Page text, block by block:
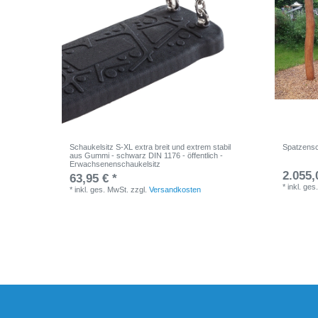
Schaukelsitz S-XL extra breit und extrem stabil
aus Gummi - schwarz DIN 1176 - öffentlich -
Erwachsenenschaukelsitz
63,95 € *
*inkl. ges. MwSt. zzgl.Versandkosten *inkl.